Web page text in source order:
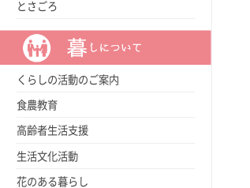
とさごろ
くらしの活動のご案内
食農教育
高齢者生活支援
生活文化活動
花のある暮らし